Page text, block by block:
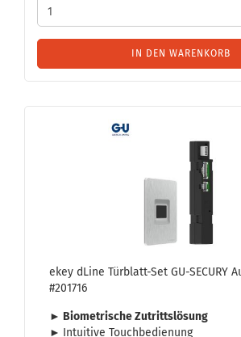
IN DEN WARENKORB
ekey dLine Türblatt-​​Set GU-​SE­CU­RY
#201716
► Bio­me­tri­sche Zu­tritts­lö­sung
► In­tui­ti­ve Touch­be­die­nung